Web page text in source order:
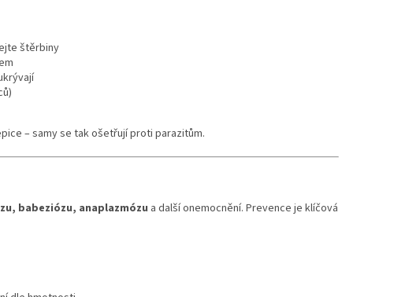
štěrbiny
– samy se tak ošetřují proti parazitům.
babeziózu, anaplazmózu a další onemocnění. Prevence je klíčová